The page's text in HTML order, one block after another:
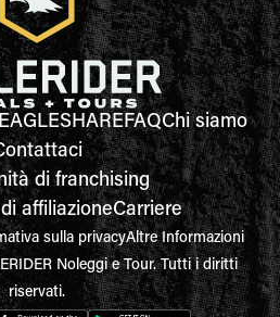
EAGLESHAREFAQChi siamo
di franchising
affiliazioneCarriere
sulla privacyAltre Informazioni
Noleggi e Tour. Tutti i diritti
riservati.